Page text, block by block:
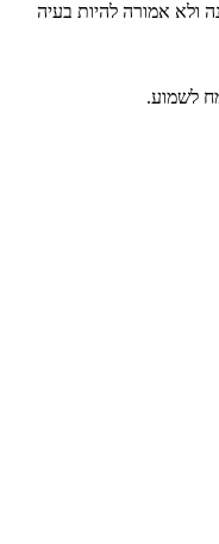
ולא אמורה להיות בעיה
לשמוע.